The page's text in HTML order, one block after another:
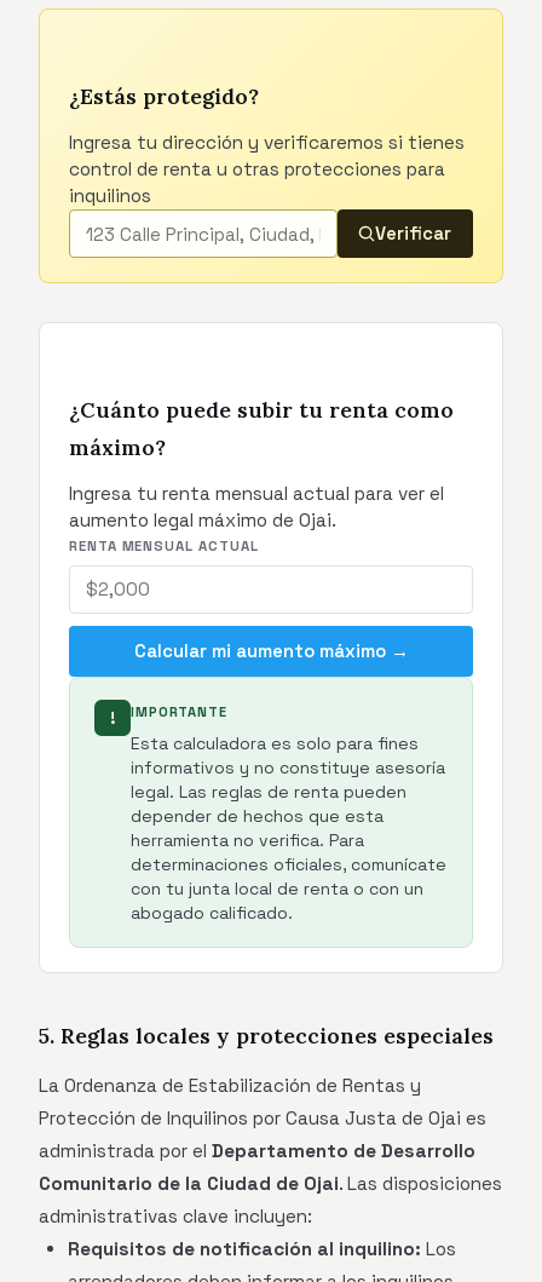
¿Estás protegido?
Ingresa tu dirección y verificaremos si tienes
control de renta u otras protecciones para
inquilinos
Verificar
¿Cuánto puede subir tu renta como
máximo?
Ingresa tu renta mensual actual para ver el
aumento legal máximo de Ojai.
RENTA MENSUAL ACTUAL
Calcular mi aumento máximo →
! IMPORTANTE
Esta calculadora es solo para fines
informativos y no constituye asesoría
legal. Las reglas de renta pueden
depender de hechos que esta
herramienta no verifica. Para
determinaciones oficiales, comunícate
con tu junta local de renta o con un
abogado calificado.
5. Reglas locales y protecciones especiales
La Ordenanza de Estabilización de Rentas y
Protección de Inquilinos por Causa Justa de Ojai es
administrada por el Departamento de Desarrollo
Comunitario de la Ciudad de Ojai. Las disposiciones
administrativas clave incluyen:
Requisitos de notificación al inquilino: Los